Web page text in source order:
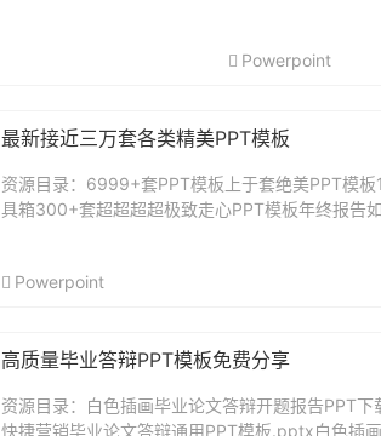
Powerpoint
最新接近三万套各类精美PPT模板
资源目录：6999+套PPT模板上于套绝美PPT模
具箱300+套超超超超极致走心PPT模板年终报告
Powerpoint
高质量毕业答辩PPT模板免费分享
资源目录：白色插画毕业论文答辩开题报告PPT
快捷营销毕业论文答辩通用PPT模板.pptx白色插